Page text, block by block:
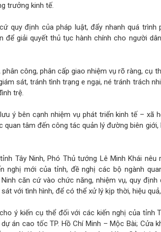
trưởng kinh tế.
quy định của pháp luật, đẩy nhanh quá trình
để giải quyết thủ tục hành chính cho người
công, phân cấp giao nhiệm vụ rõ ràng, cụ
sát, tránh tình trạng e ngại, né tránh trách
trệ.
ý bên cạnh nhiệm vụ phát triển kinh tế – xã
quan tâm đến công tác quản lý đường biên
Tây Ninh, Phó Thủ tướng Lê Minh Khái nêu
nghị mới của tỉnh, đề nghị các bộ ngành
căn cứ vào chức năng, nhiệm vụ, quy định
với tình hình, để có thể xử lý kịp thời, hiệu
ý kiến cụ thể đối với các kiến nghị của tỉnh
án cao tốc TP. Hồ Chí Minh – Mộc Bài; Cửa